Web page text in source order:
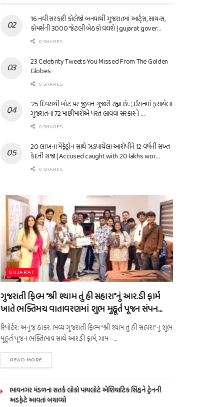
16 નવી સરકારી કોલેજો બનવાથી ગુજરાતમાં આર્ટ્સ, સાયન્સ,
કોમર્સની 3000 જેટલી બેઠકો વધશે | gujarat gover…
0 SHARES
23 Celebrity Tweets You Missed From The Golden
Globes
0 SHARES
’25 દિવસથી બોટ પર જીવન ગુજારી રહ્યા છે…’, ઈરાનમાં ફસાયેલા
ગુજરાતના 72 માછીમારોએ પરત લાવવા સરકારને …
0 SHARES
20 લાખના મેફેડ્રોન સાથે ઝડપાયેલા આરોપીને 12 વર્ષની સખ્ત
કેદની સજા | Accused caught with 20 lakhs wor…
0 SHARES
GUJARAT
ગુજરાતી ફિલ્મ “શ્રી શ્યામ તું હી સહારા”નું આર.ડી ફાર્મ
ખાતે ભક્તિમય વાતાવરણમાં શુભ મુહૂર્ત પૂજન સંપન…
રિપોર્ટર: અનુજ ઠાકર. ભવ્ય ગુજરાતી ફિલ્મ “શ્રી શ્યામ તું હી સહારા”નું શુભ
મુહૂર્ત પૂજન ભક્તિભાવ સાથે આર.ડી ફાર્મ, ગામ –...
READ MORE
ભાવનગર મંડળના સતર્ક લોકો પાયલોટે એશિયાટિક સિંહને ટ્રેનની
અડફેટે આવતાં બચાવ્યો